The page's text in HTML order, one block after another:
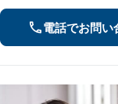
電話でお問い